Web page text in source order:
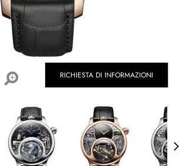
RICHIESTA DI INFORMAZIONI